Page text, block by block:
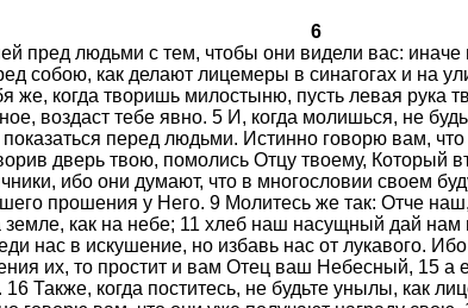
6
пред людьми с тем, чтобы они видели вас:
собою, как делают лицемеры в синагогах и на
же, когда творишь милостыню, пусть левая рука
воздаст тебе явно. 5 И, когда молишься, не
перед людьми. Истинно говорю вам,
дверь твою, помолись Отцу твоему, Который
ибо они думают, что в многословии своем
прошения у Него. 9 Молитесь же так: Отче
земле, как на небе; 11 хлеб наш насущный дай
нас в искушение, но избавь нас от лукавого.
их, то простит и вам Отец ваш Небесный, 15 а
Также, когда поститесь, не будьте унылы, как